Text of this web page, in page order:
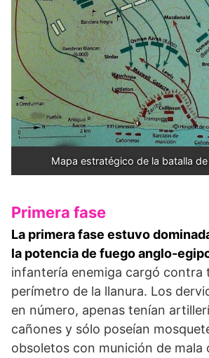
Mapa estratégico de la batalla
Primera fase
La primera fase estuvo
la potencia de fuego anglo-
infan­tería enemiga cargó contra
perímetro de la llanura. Los
en número, ape­nas tenían
cañones y sólo po­seían
obsoletos con munición de mala